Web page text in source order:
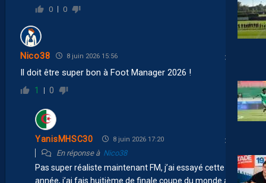
0 0
Nico38 8 juin 2026 15:56
Il doit être super bon à Foot Manager 2026 !
1 0
YanisMHSC30 8 juin 2026 17:20
En réponse à Nico38
Pas super réaliste maintenant FM, j’ai essayé cette
année, j’ai fais huitième de finale coupe du monde avec